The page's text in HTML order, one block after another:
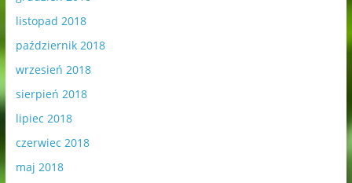
listopad 2018
październik 2018
wrzesień 2018
sierpień 2018
lipiec 2018
czerwiec 2018
maj 2018